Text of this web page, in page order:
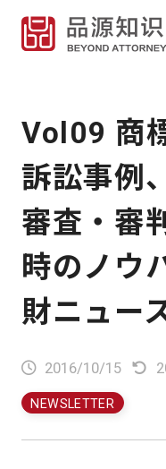
Vol09 商
訴訟事例
審査・審
時のノウ
財ニュー
2016/10/15
NEWSLETTER